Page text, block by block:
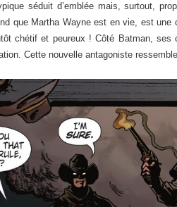
séduit d’emblée mais, surtout,
que Martha Wayne est en vie, est
chétif et peureux ! Côté Batman, ses
Cette nouvelle antagoniste